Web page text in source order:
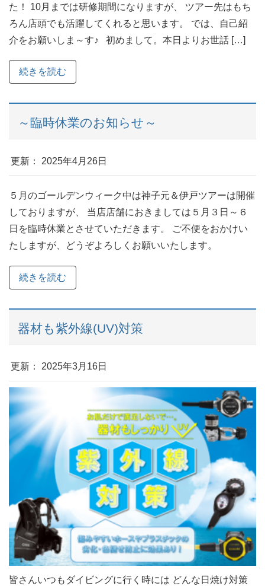
た！ 10月までは研修期間になりますが、 ツアー先はもち
ろん店頭でも活躍してくれると思います。 では、自己紹
介をお願いしま～す♪ 初めまして。本日よりお世話 […]
続きを読む
～臨時休業のお知らせ～
更新： 2025年4月26日
５月のゴールデンウィーク中は神子元＆伊戸ツアーは開催
しておりますが、 当店店舗におきましては５月３日～６
日を臨時休業とさせていただきます。 ご不便をおかけい
たしますが、どうぞよろしくお願いいたします。
続きを読む
器材も紫外線(UV)対策
更新： 2025年3月16日
皆さんいつもダイビングに行く時には どんな日焼け対策